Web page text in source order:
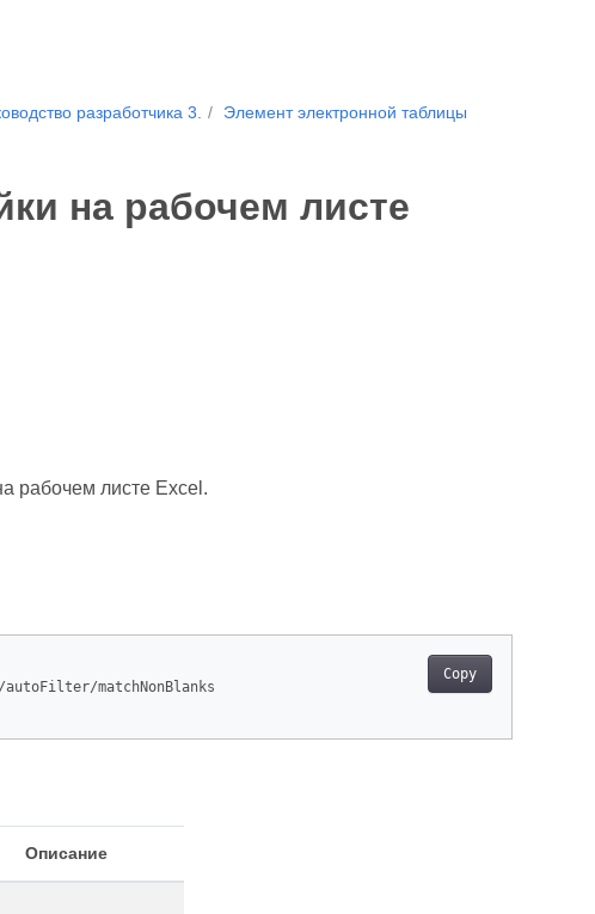
разработчика 3.
Элемент электронной таблицы
на рабочем листе
рабочем листе Excel.
Copy
matchNonBlanks
Описание